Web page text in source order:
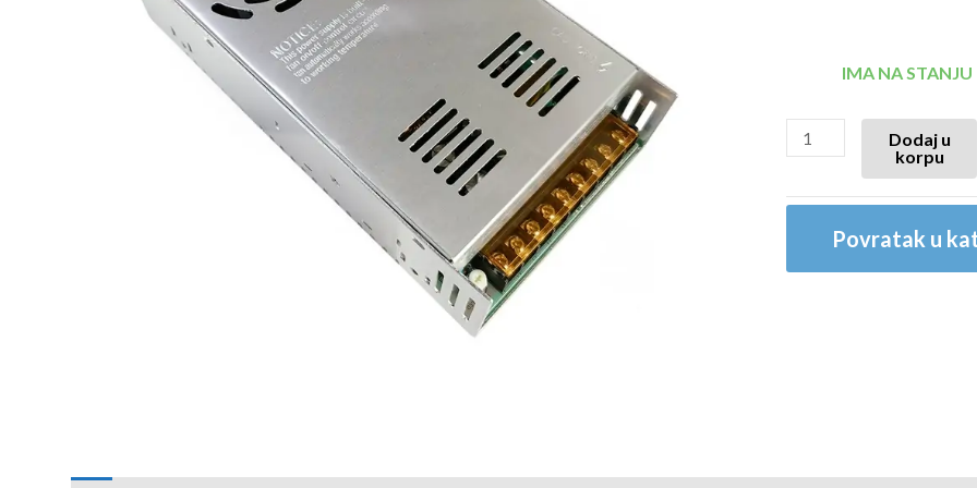
IMA NA STANJU
Dodaj u
korpu
Povratak u